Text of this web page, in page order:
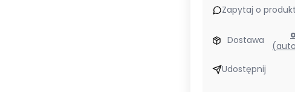
Zapytaj o produkt
Dostawa
Udostępnij